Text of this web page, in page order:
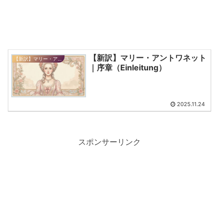
【新訳】マリー・アントワネット
｜序章（Einleitung）
2025.11.24
スポンサーリンク